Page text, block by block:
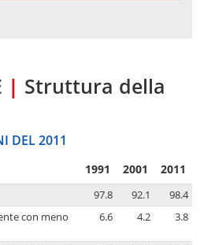
| Struttura della
DEL 2011
1991 2001 2011
97.8 92.1
98.4
con meno
6.6 4.2 3.8